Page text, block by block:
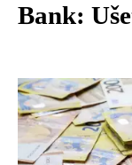
Bank: